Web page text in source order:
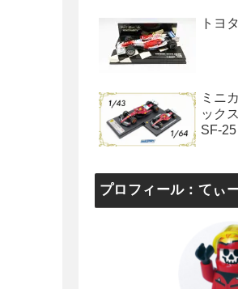
トヨ
ミニ
ック
SF-
プロフィール：てぃ